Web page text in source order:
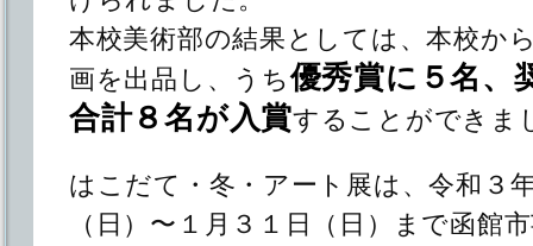
本校美術部の結果としては、本校か
画を出品し、うち優秀賞に５名、
合計８名が入賞することができま
はこだて・冬・アート展は、令和３
（日）〜１月３１日（日）まで函館